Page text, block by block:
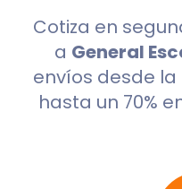
Cotiza en
a General
envíos desde
hasta un 70%